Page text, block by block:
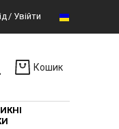
Увійти
Кошик